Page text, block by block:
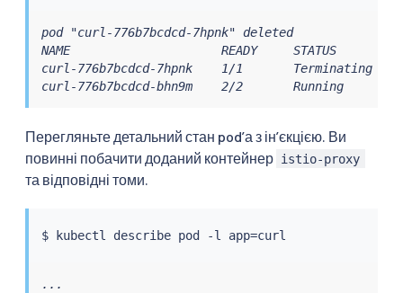
pod "curl-776b7bcdcd-7hpnk" deleted
NAME                     READY     STATUS
curl-776b7bcdcd-7hpnk    1/1       Terminating
curl-776b7bcdcd-bhn9m    2/2       Running
Перегляньте детальний стан podʼа з інʼєкцією. Ви
повинні побачити доданий контейнер istio-proxy
та відповідні томи.
$ kubectl describe pod -l app=
...